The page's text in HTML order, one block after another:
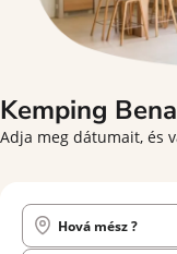
Kemping
Adja meg dátumait, és
Hová mész ?